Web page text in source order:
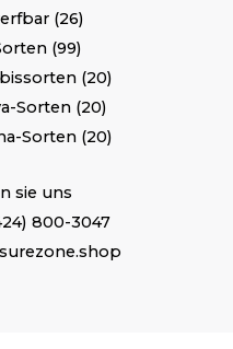
26
99
20
Sorten 20
Sorten 20
sie uns
800-3047